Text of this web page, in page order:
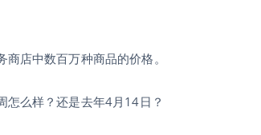
店中数百万种商品的价格。
怎么样？还是去年4月14日？